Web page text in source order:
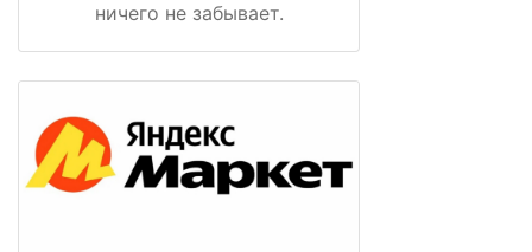
ничего не забывает.